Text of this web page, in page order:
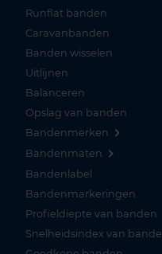
Runflat banden
Caravanbanden
Banden wisselen
Uitlijnen
Balanceren
Opslag van banden
Bandenmerken
Bandenmaten
Bandenlabel
Bandenmarkeringen
Profieldiepte van banden
Snelheidsindex van